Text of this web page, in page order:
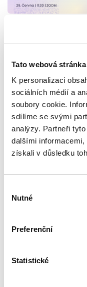
Tato webová
K personalizaci
sociálních médií a
soubory cookie.
sdílíme se svými
analýzy. Partneři
dalšími
získali v důsledku
souhlasu
Nutné
Preferenční
Statistické
Místo:
Kontakt:
Divize:
Vážení partneři,
zveme vás na
portfolio divize
Představujeme
Seznamte se,